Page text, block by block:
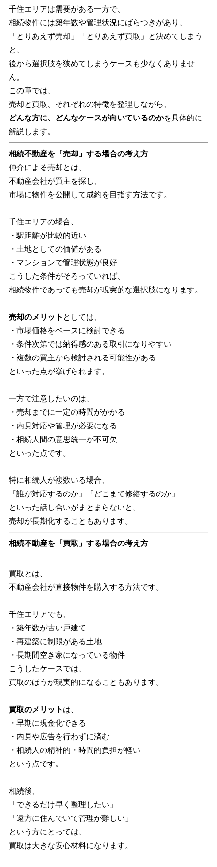
千住エリアは需要がある一方で、
相続物件には築年数や管理状況にばらつきがあり、
「とりあえず売却」「とりあえず買取」と決めてしまう
と、
後から選択肢を狭めてしまうケースも少なくありませ
ん。
この章では、
売却と買取、それぞれの特徴を整理しながら、
どんな方に、どんなケースが向いているのかを具体的に
解説します。
相続不動産を「売却」する場合の考え方
仲介による売却とは、
不動産会社が買主を探し、
市場に物件を公開して成約を目指す方法です。
千住エリアの場合、
・駅距離が比較的近い
・土地としての価値がある
・マンションで管理状態が良好
こうした条件がそろっていれば、
相続物件であっても売却が現実的な選択肢になります。
売却のメリット としては、
・市場価格をベースに検討できる
・条件次第では納得感のある取引になりやすい
・複数の買主から検討される可能性がある
といった点が挙げられます。
一方で注意したいのは、
・売却までに一定の時間がかかる
・内見対応や管理が必要になる
・相続人間の意思統一が不可欠
といった点です。
特に相続人が複数いる場合、
「誰が対応するのか」「どこまで修繕するのか」
といった話し合いがまとまらないと、
売却が長期化することもあります。
相続不動産を「買取」する場合の考え方
買取とは、
不動産会社が直接物件を購入する方法です。
千住エリアでも、
・築年数が古い戸建て
・再建築に制限がある土地
・長期間空き家になっている物件
こうしたケースでは、
買取のほうが現実的になることもあります。
買取のメリット は、
・早期に現金化できる
・内見や広告を行わずに済む
・相続人の精神的・時間的負担が軽い
という点です。
相続後、
「できるだけ早く整理したい」
「遠方に住んでいて管理が難しい」
という方にとっては、
買取は大きな安心材料になります。